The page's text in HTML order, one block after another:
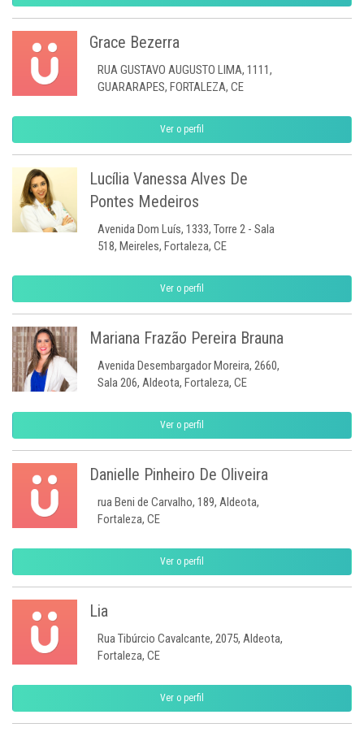
Grace Bezerra
RUA GUSTAVO AUGUSTO LIMA, 1111,
GUARARAPES, FORTALEZA, CE
Ver o perfil
Lucília Vanessa Alves De
Pontes Medeiros
Avenida Dom Luís, 1333, Torre 2 - Sala
518, Meireles, Fortaleza, CE
Ver o perfil
Mariana Frazão Pereira Brauna
Avenida Desembargador Moreira, 2660,
Sala 206, Aldeota, Fortaleza, CE
Ver o perfil
Danielle Pinheiro De Oliveira
rua Beni de Carvalho, 189, Aldeota,
Fortaleza, CE
Ver o perfil
Lia
Rua Tibúrcio Cavalcante, 2075, Aldeota,
Fortaleza, CE
Ver o perfil